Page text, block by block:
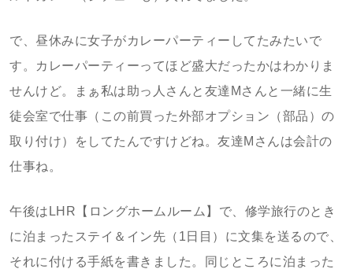
で、昼休みに女子がカレーパーティーしてたみたいで
す。カレーパーティーってほど盛大だったかはわかりま
せんけど。まぁ私は助っ人さんと友達Mさんと一緒に生
徒会室で仕事（この前買った外部オプション（部品）の
取り付け）をしてたんですけどね。友達Mさんは会計の
仕事ね。
午後はLHR【ロングホームルーム】で、修学旅行のとき
に泊まったステイ＆イン先（1日目）に文集を送るので、
それに付ける手紙を書きました。同じところに泊まった